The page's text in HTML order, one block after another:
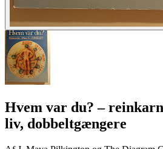
Hvem var du?–
liv, dobbeltgængere